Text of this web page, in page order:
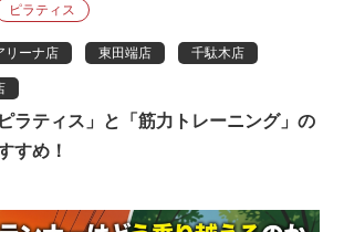
ピラティス
リーナ店 東田端店 千駄木店
ラティス」と「筋力トレーニング」の
すめ！